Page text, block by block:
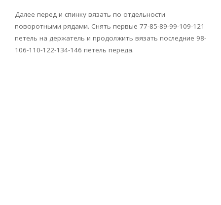
Далее перед и спинку вязать по отдельности
поворотными рядами. Снять первые 77-85-89-99-109-121
петель на держатель и продолжить вязать последние 98-
106-110-122-134-146 петель переда.